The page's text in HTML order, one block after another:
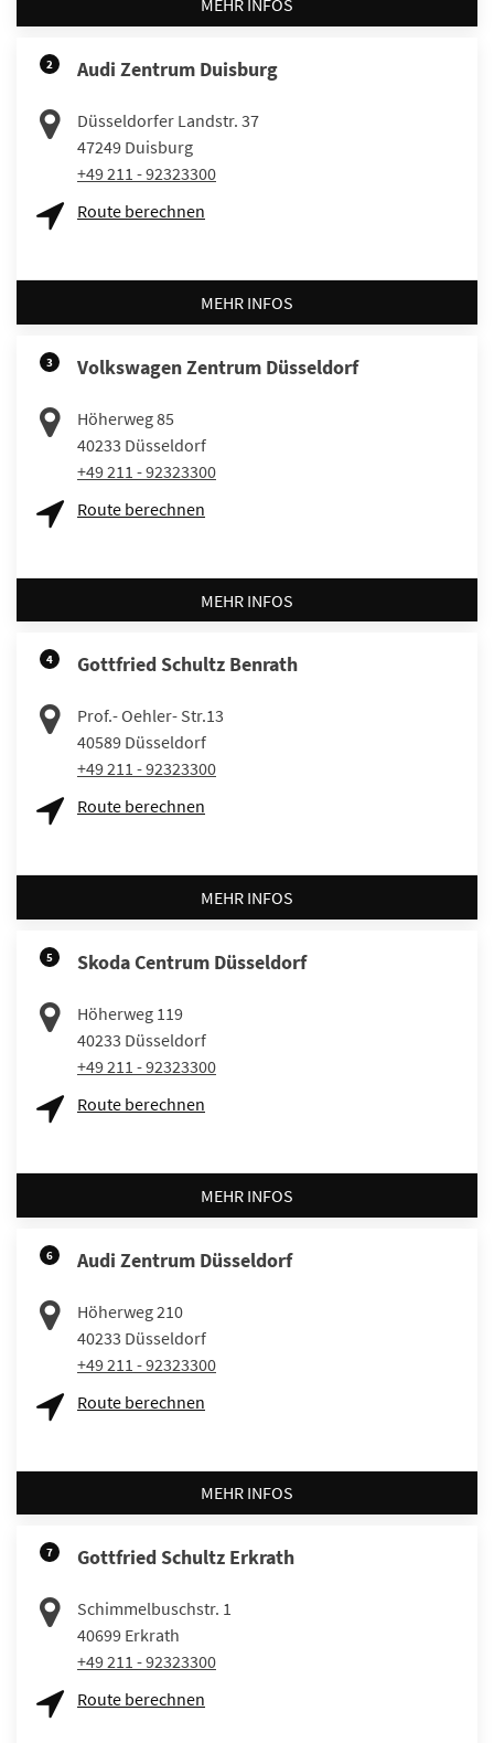
MEHR INFOS
2 Audi Zentrum Duisburg
Düsseldorfer Landstr. 37
47249 Duisburg
+49 211 - 92323300
Route berechnen
MEHR INFOS
3 Volkswagen Zentrum Düsseldorf
Höherweg 85
40233 Düsseldorf
+49 211 - 92323300
Route berechnen
MEHR INFOS
4 Gottfried Schultz Benrath
Prof.- Oehler- Str.13
40589 Düsseldorf
+49 211 - 92323300
Route berechnen
MEHR INFOS
5 Skoda Centrum Düsseldorf
Höherweg 119
40233 Düsseldorf
+49 211 - 92323300
Route berechnen
MEHR INFOS
6 Audi Zentrum Düsseldorf
Höherweg 210
40233 Düsseldorf
+49 211 - 92323300
Route berechnen
MEHR INFOS
7 Gottfried Schultz Erkrath
Schimmelbuschstr. 1
40699 Erkrath
+49 211 - 92323300
Route berechnen